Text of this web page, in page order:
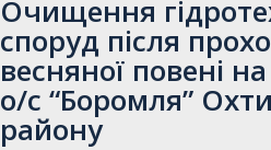
Очищення
споруд після
весняної повені
о/с “Боромля”
району